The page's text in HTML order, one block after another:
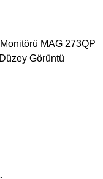
MAG 273QP
Görüntü